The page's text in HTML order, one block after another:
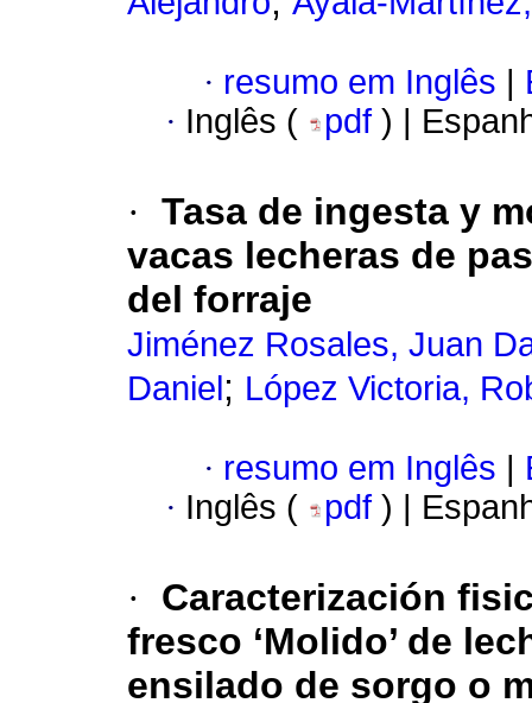
· resumo em Inglês
· Inglês ( pdf ) |
· Tasa de ingesta y
vacas lecheras de
del forraje
Jiménez Rosales, Juan
Daniel ; López Victoria,
· resumo em Inglês
· Inglês ( pdf ) |
·
Caracterización
fresco ‘Molido’ de
ensilado de sorgo o